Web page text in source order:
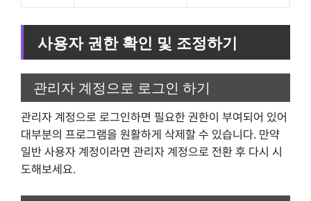
사용자 권한 확인 및 조정하기
관리자 계정으로 로그인 하기
관리자 계정으로 로그인하면 필요한 권한이 부여되어 있어
대부분의 프로그램을 원활하게 삭제할 수 있습니다. 만약
일반 사용자 계정이라면 관리자 계정으로 전환 후 다시 시
도해보세요.